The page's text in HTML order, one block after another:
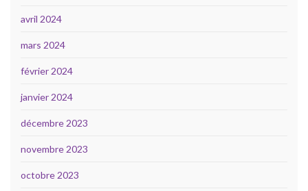
avril 2024
mars 2024
février 2024
janvier 2024
décembre 2023
novembre 2023
octobre 2023